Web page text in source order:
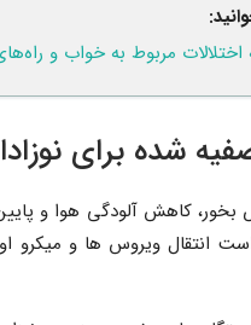
اختلالات مربوط به خواب و
شده برای
بخور، کاهش آلودگی هوا و